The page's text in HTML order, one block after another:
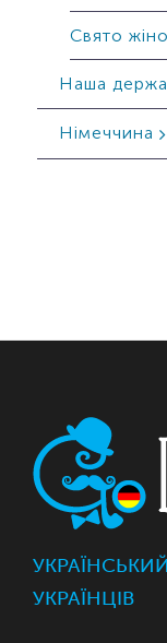
Свято
Наша
Німеччина
УКРАЇНЦІВ